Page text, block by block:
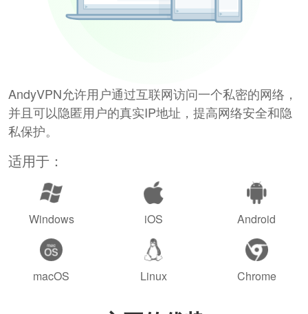
AndyVPN允许用户通过互联网访问一个私密的网络，
并且可以隐匿用户的真实IP地址，提高网络安全和隐
私保护。
适用于：
Windows iOS Android
macOS Linux Chrome